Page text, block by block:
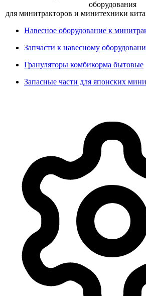
оборудования
для минитракторов и минитехники
Навесное оборудование к
Запчасти к навесному
Грануляторы комбикорма бытовые
Запасные части для японских